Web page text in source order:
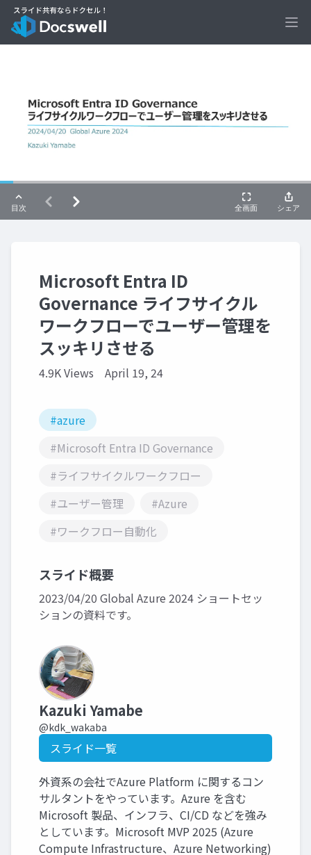
Microsoft Entra ID
Governance ライフサイクル
ワークフローでユーザー管理を
スッキリさせる
4.9K Views April 19, 24
#azure
#Microsoft Entra ID Governance
#ライフサイクルワークフロー
#ユーザー管理
#Azure
#ワークフロー自動化
スライド概要
2023/04/20 Global Azure 2024 ショートセッ
ションの資料です。
Kazuki Yamabe
@kdk_wakaba
スライド一覧
外資系の会社でAzure Platform に関するコン
サルタントをやっています。Azure を含む
Microsoft 製品、インフラ、CI/CD などを強み
としています。Microsoft MVP 2025 (Azure
Compute Infrastructure、Azure Networking)